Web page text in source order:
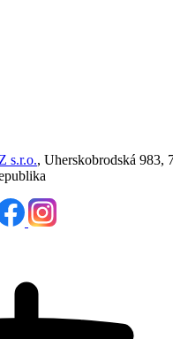
s.r.o., Uherskobrodská 983,